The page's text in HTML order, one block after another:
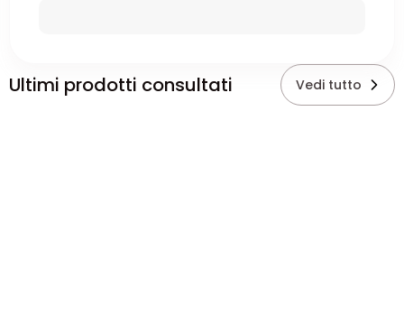
Ultimi prodotti consultati Vedi tutto